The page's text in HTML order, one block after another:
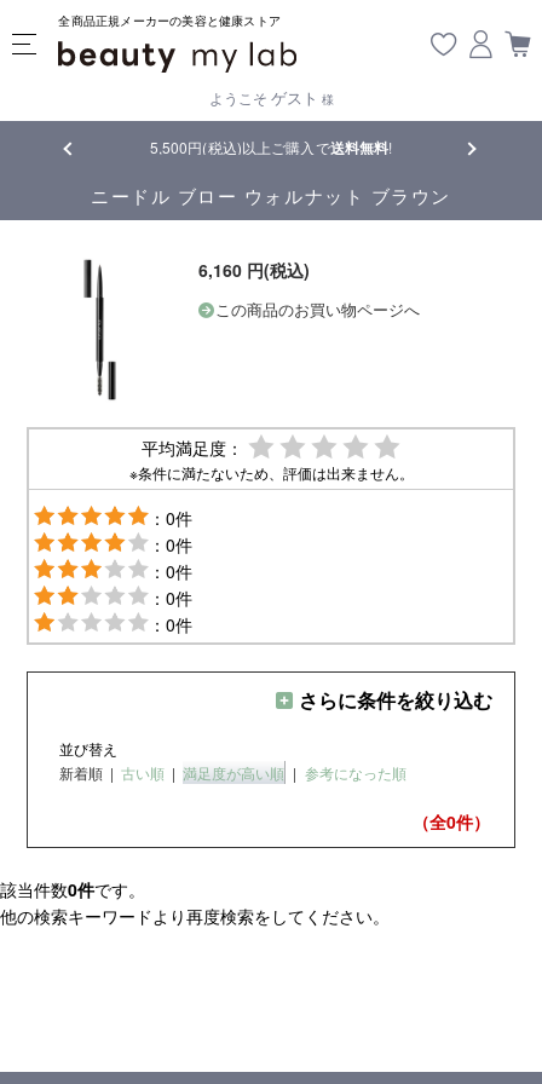
全商品正規メーカーの美容と健康ストア
ようこそ ゲスト 様
5,500円(税込)以上ご購入で送料無料! 【重要】
ニードル ブロー ウォルナット ブラウン
6,160 円(税込)
この商品のお買い物ページへ
平均満足度：
※条件に満たないため、評価は出来ません。
：0件
：0件
：0件
：0件
：0件
さらに条件を絞り込む
並び替え
新着順 | 古い順 | 満足度が高い順 | 参考になった順
（全0件）
該当件数0件です。
他の検索キーワードより再度検索をしてください。